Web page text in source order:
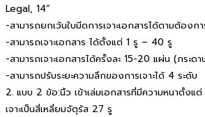
Legal, 14”
-สามารถยกเว้นใบมีดการเจาะเอกสารได้ตามต้องกา
-สามารถเจาะเอกสาร ได้ตั้งแต่ 1 รู – 40 รู
-สามารถเจาะเอกสารได้ครั้งละ 15-20 แผ่น (กระด
-สามารถปรับระยะความลึกของการเจาะได้ 4 ระดับ
2. แบบ 2 ข้อ:นิ้ว เข้าเล่มเอกสารที่มีความหนาตั้งแ
เจาะเป็นสี่เหลี่ยมจัตุรัส 27 รู